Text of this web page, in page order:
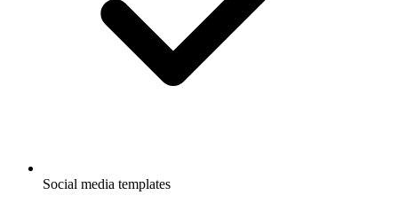
Social media templates